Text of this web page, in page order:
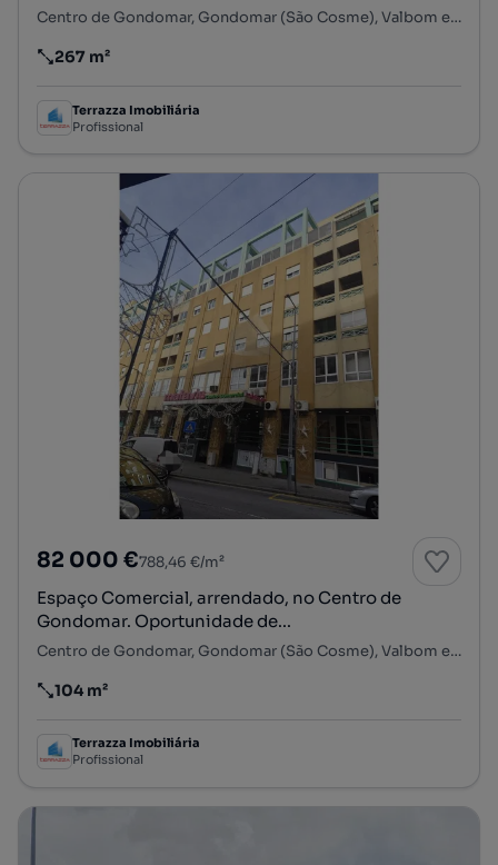
Centro de Gondomar, Gondomar (São Cosme), Valbom e Jovim, Gondomar, Porto
Preço por metro quadrado
267 m²
Terrazza Imobiliária
Profissional
82 000 €788,46 €/m²
Espaço Comercial, arrendado, no Centro de
Gondomar. Oportunidade de...
Centro de Gondomar, Gondomar (São Cosme), Valbom e Jovim, Gondomar, Porto
Preço por metro quadrado
104 m²
Terrazza Imobiliária
Profissional